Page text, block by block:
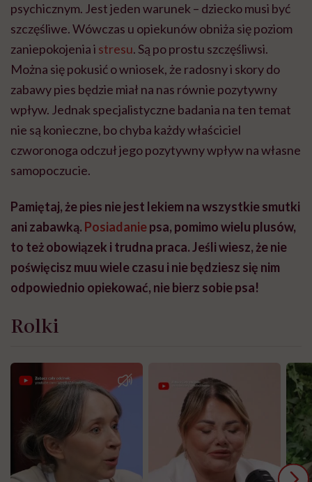
psychicznym. Jest jeden warunek – dziecko musi być
szczęśliwe. Wówczas u opiekunów obniża się poziom
zaniepokojenia i stresu. Są po prostu szczęśliwsi.
Można się pokusić o wniosek, że radosny i skory do
zabawy pies będzie miał na nas równie pozytywny
wpływ. Jednak specjalistyczne badania na ten temat
nie są konieczne, bo chyba każdy właściciel
czworonoga odczuł jego pozytywny wpływ na własne
samopoczucie.
Pamiętaj, że pies nie jest lekiem na wszystkie smutki
ani zabawką. Posiadaniepsa, pomimo wielu plusów,
to też obowiązek i trudna praca. Jeśli wiesz, że nie
poświęcisz muu wiele czasu i nie będziesz się nim
odpowiednio opiekować, nie bierz sobie psa!
Rolki